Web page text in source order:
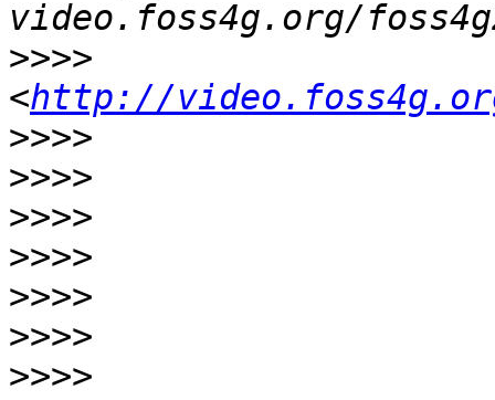
>>>>
<http://
>>>>
>>>>
>>>>
>>>>
>>>>
>>>>
>>>>